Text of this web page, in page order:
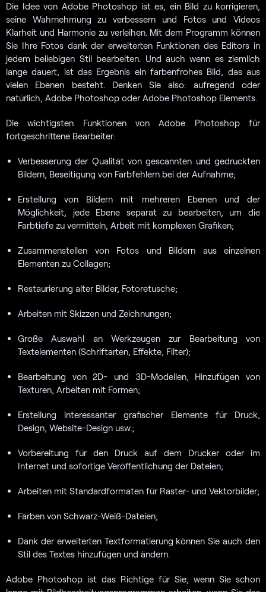
Die Idee von Adobe Photoshop ist es, ein Bild zu korrigieren,
seine Wahrnehmung zu verbessern und Fotos und Videos
Klarheit und Harmonie zu verleihen. Mit dem Programm können
Sie Ihre Fotos dank der erweiterten Funktionen des Editors in
jedem beliebigen Stil bearbeiten. Und auch wenn es ziemlich
lange dauert, ist das Ergebnis ein farbenfrohes Bild, das aus
vielen Ebenen besteht. Denken Sie also: aufregend oder
natürlich, Adobe Photoshop oder Adobe Photoshop Elements.
Die wichtigsten Funktionen von Adobe Photoshop für
fortgeschrittene Bearbeiter:
Verbesserung der Qualität von gescannten und gedruckten
Bildern, Beseitigung von Farbfehlern bei der Aufnahme;
Erstellung von Bildern mit mehreren Ebenen und der
Möglichkeit, jede Ebene separat zu bearbeiten, um die
Farbtiefe zu vermitteln, Arbeit mit komplexen Grafiken;
Zusammenstellen von Fotos und Bildern aus einzelnen
Elementen zu Collagen;
Restaurierung alter Bilder, Fotoretusche;
Arbeiten mit Skizzen und Zeichnungen;
Große Auswahl an Werkzeugen zur Bearbeitung von
Textelementen (Schriftarten, Effekte, Filter);
Bearbeitung von 2D- und 3D-Modellen, Hinzufügen von
Texturen, Arbeiten mit Formen;
Erstellung interessanter grafischer Elemente für Druck,
Design, Website-Design usw.;
Vorbereitung für den Druck auf dem Drucker oder im
Internet und sofortige Veröffentlichung der Dateien;
Arbeiten mit Standardformaten für Raster- und Vektorbilder;
Färben von Schwarz-Weiß-Dateien;
Dank der erweiterten Textformatierung können Sie auch den
Stil des Textes hinzufügen und ändern.
Adobe Photoshop ist das Richtige für Sie, wenn Sie schon